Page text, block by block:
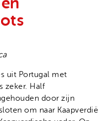
uit Portugal met
zeker. Half
door zijn
om naar Kaapverdië